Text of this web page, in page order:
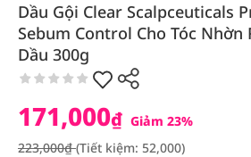
Dầu Gội Clear Scalpceuticals
Sebum Control Cho Tóc Nhờn
Dầu 300g
171,000₫ Giảm 23%
223,000₫(Tiết kiệm: 52,000)